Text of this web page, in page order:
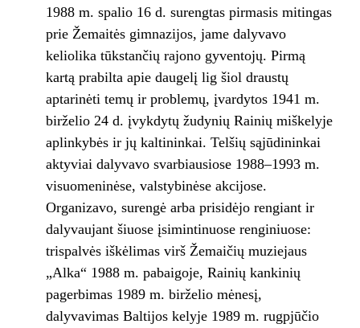
1988 m. spalio 16 d. surengtas pirmasis mitingas
prie Žemaitės gimnazijos, jame dalyvavo
keliolika tūkstančių rajono gyventojų. Pirmą
kartą prabilta apie daugelį lig šiol draustų
aptarinėti temų ir problemų, įvardytos 1941 m.
birželio 24 d. įvykdytų žudynių Rainių miškelyje
aplinkybės ir jų kaltininkai. Telšių sąjūdininkai
aktyviai dalyvavo svarbiausiose 1988–1993 m.
visuomeninėse, valstybinėse akcijose.
Organizavo, surengė arba prisidėjo rengiant ir
dalyvaujant šiuose įsimintinuose renginiuose:
trispalvės iškėlimas virš Žemaičių muziejaus
„Alka“ 1988 m. pabaigoje, Rainių kankinių
pagerbimas 1989 m. birželio mėnesį,
dalyvavimas Baltijos kelyje 1989 m. rugpjūčio